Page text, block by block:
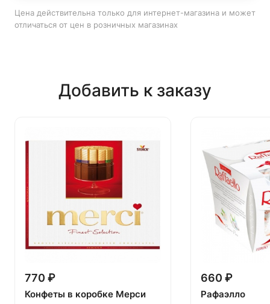
Цена действительна только для интернет-магазина и может
отличаться от цен в розничных магазинах
Добавить к заказу
770 ₽
Конфеты в коробке Мерси
660 ₽
Рафаэлло